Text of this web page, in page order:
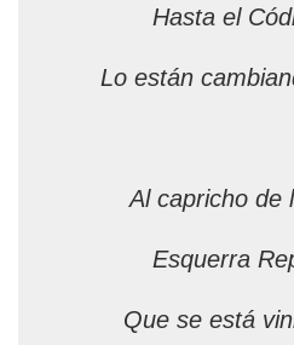
Hasta el
Lo están
Al capricho de
Esquerra
Que se está